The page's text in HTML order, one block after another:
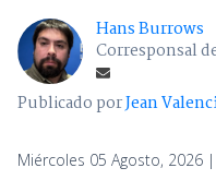
Hans Burrows
Corresponsal
Publicado porJean
Miércoles 05 Agosto, 2026